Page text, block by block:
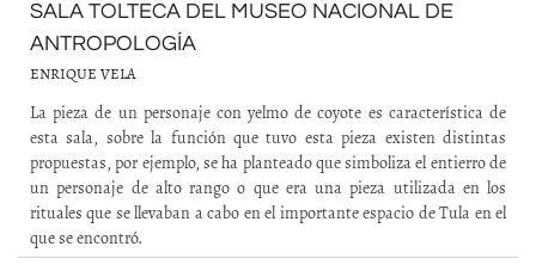
SALA TOLTECA DEL MUSEO NACIONAL DE
ANTROPOLOGÍA
ENRIQUE VELA
La pieza de un personaje con yelmo de coyote es característica de
esta sala, sobre la función que tuvo esta pieza existen distintas
propuestas, por ejemplo, se ha planteado que simboliza el entierro de
un personaje de alto rango o que era una pieza utilizada en los
rituales que se llevaban a cabo en el importante espacio de Tula en el
que se encontró.